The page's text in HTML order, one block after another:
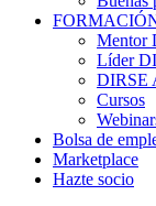
Mentor
Líder
DIRSE
Cursos
Bolsa de
Marketplace
Hazte socio